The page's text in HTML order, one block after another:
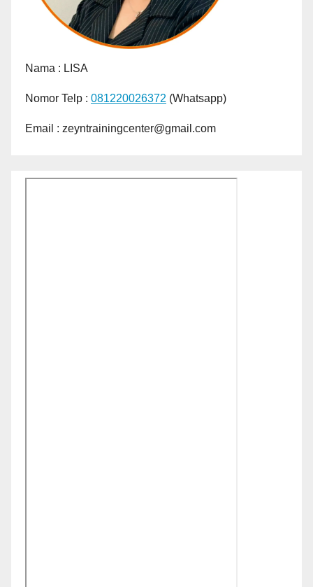
Nama : LISA
Nomor Telp : 081220026372 (Whatsapp)
Email : zeyntrainingcenter@gmail.com